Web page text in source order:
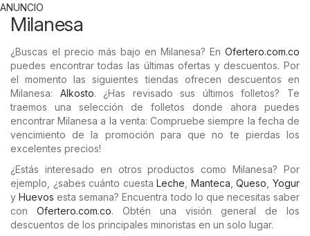
ANUNCIO
Milanesa
¿Buscas el precio más bajo en Milanesa? En Ofertero.com.co
puedes encontrar todas las últimas ofertas y descuentos. Por
el momento las siguientes tiendas ofrecen descuentos en
Milanesa: Alkosto. ¿Has revisado sus últimos folletos? Te
traemos una selección de folletos donde ahora puedes
encontrar Milanesa a la venta: Compruebe siempre la fecha de
vencimiento de la promoción para que no te pierdas los
excelentes precios!
¿Estás interesado en otros productos como Milanesa? Por
ejemplo, ¿sabes cuánto cuestaLeche Manteca ,Queso ,Yogur
yHuevos esta semana? Encuentra todo lo que necesitas saber
con Ofertero.com.co. Obtén una visión general de los
descuentos de los principales minoristas en un solo lugar.